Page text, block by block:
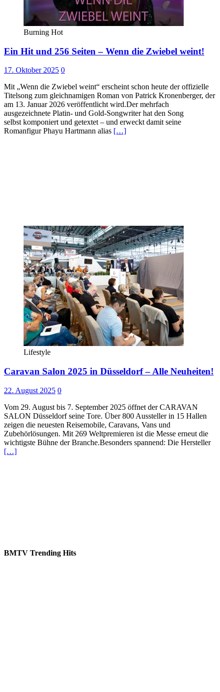
Burning Hot
Ein Hit und 256 Seiten – Wenn die Zwiebel weint!
17. Oktober 2025 0
Mit „Wenn die Zwiebel weint“ erscheint schon heute der offizielle
Titelsong zum gleichnamigen Roman von Patrick Kronenberger, der
am 13. Januar 2026 veröffentlicht wird.Der mehrfach
ausgezeichnete Platin- und Gold-Songwriter hat den Song
selbst komponiert und getextet – und erweckt damit seine
Romanfigur Phayu Hartmann alias […]
Lifestyle
Caravan Salon 2025 in Düsseldorf – Alle Neuheiten!
22. August 2025 0
Vom 29. August bis 7. September 2025 öffnet der CARAVAN
SALON Düsseldorf seine Tore. Über 800 Aussteller in 15 Hallen
zeigen die neuesten Reisemobile, Caravans, Vans und
Zubehörlösungen. Mit 269 Weltpremieren ist die Messe erneut die
wichtigste Bühne der Branche.Besonders spannend: Die Hersteller
[…]
BMTV Trending Hits